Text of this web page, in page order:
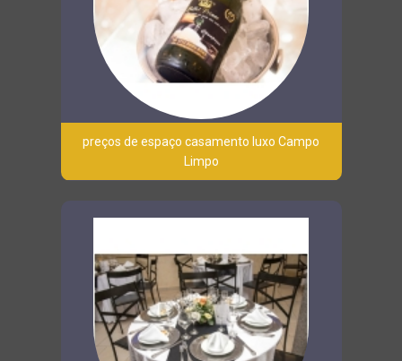
preços de espaço casamento luxo Campo
Limpo